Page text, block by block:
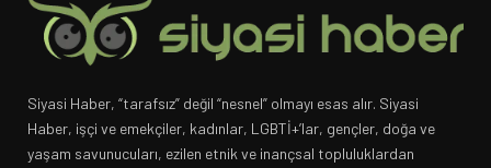
Siyasi Haber, “tarafsız” değil “nesnel” olmayı esas alır. Siyasi
Haber, işçi ve emekçiler, kadınlar, LGBTİ+’lar, gençler, doğa ve
yaşam savunucuları, ezilen etnik ve inançsal topluluklardan